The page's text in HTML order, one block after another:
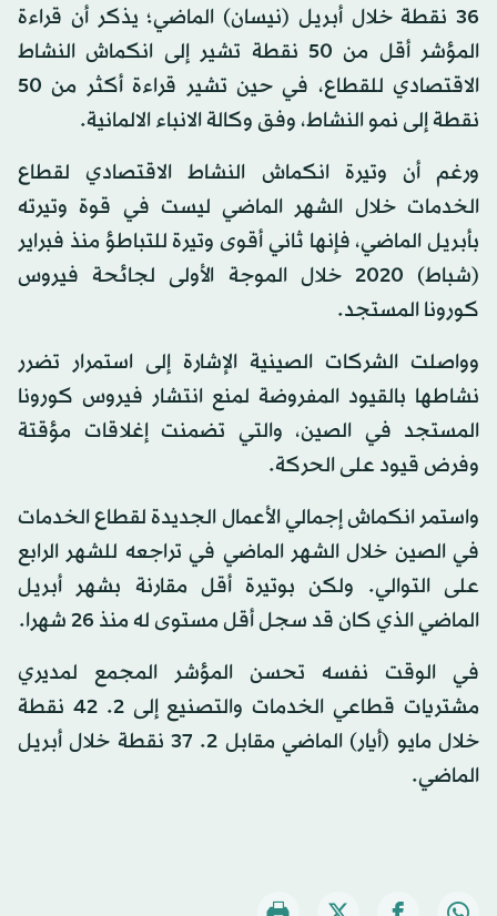
36 نقطة خلال أبريل (نيسان) الماضي؛ يذكر أن قراءة
المؤشر أقل من 50 نقطة تشير إلى انكماش النشاط
الاقتصادي للقطاع، في حين تشير قراءة أكثر من 50
نقطة إلى نمو النشاط، وفق وكالة الانباء الالمانية.
ورغم أن وتيرة انكماش النشاط الاقتصادي لقطاع
الخدمات خلال الشهر الماضي ليست في قوة وتيرته
بأبريل الماضي، فإنها ثاني أقوى وتيرة للتباطؤ منذ فبراير
(شباط) 2020 خلال الموجة الأولى لجائحة فيروس
كورونا المستجد.
وواصلت الشركات الصينية الإشارة إلى استمرار تضرر
نشاطها بالقيود المفروضة لمنع انتشار فيروس كورونا
المستجد في الصين، والتي تضمنت إغلاقات مؤقتة
وفرض قيود على الحركة.
واستمر انكماش إجمالي الأعمال الجديدة لقطاع الخدمات
في الصين خلال الشهر الماضي في تراجعه للشهر الرابع
على التوالي. ولكن بوتيرة أقل مقارنة بشهر أبريل
الماضي الذي كان قد سجل أقل مستوى له منذ 26 شهرا.
في الوقت نفسه تحسن المؤشر المجمع لمديري
مشتريات قطاعي الخدمات والتصنيع إلى 2. 42 نقطة
خلال مايو (أيار) الماضي مقابل 2. 37 نقطة خلال أبريل
الماضي.